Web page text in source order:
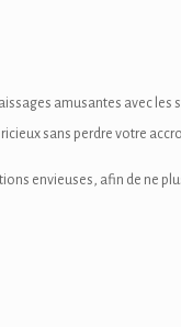
amusantes avec les
sans perdre votre
envieuses, afin de ne